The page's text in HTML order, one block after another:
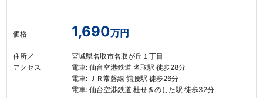
価格 1,690万円
住所／
アクセス
宮城県名取市名取が丘１丁目
電車: 仙台空港鉄道 名取駅 徒歩28分
電車: ＪＲ常磐線 館腰駅 徒歩26分
電車: 仙台空港鉄道 杜せきのした駅 徒歩32分